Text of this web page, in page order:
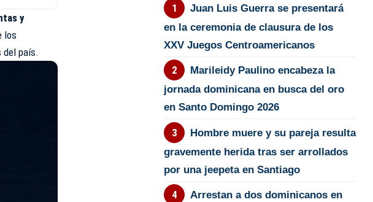
y
los
del país.
Juan Luis Guerra se presentará
en la ceremonia de clausura de los
XXV Juegos Centroamericanos
Marileidy Paulino encabeza la
jornada dominicana en busca del oro
en Santo Domingo 2026
Hombre muere y su pareja resulta
gravemente herida tras ser arrollados
por una jeepeta en Santiago
Arrestan a dos dominicanos en